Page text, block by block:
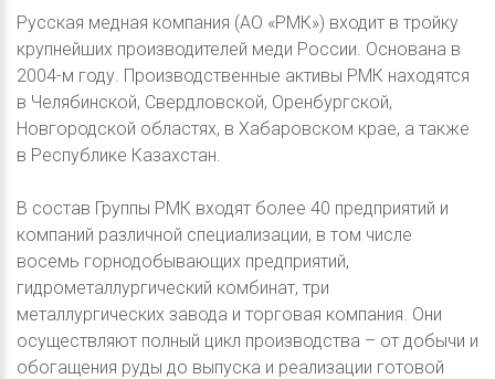
Русская медная компания (АО «РМК») входит в тройку
крупнейших производителей меди России. Основана в
2004-м году. Производственные активы РМК находятся
в Челябинской, Свердловской, Оренбургской,
Новгородской областях, в Хабаровском крае, а также
в Республике Казахстан.
В состав Группы РМК входят более 40 предприятий и
компаний различной специализации, в том числе
восемь горнодобывающих предприятий,
гидрометаллургический комбинат, три
металлургических завода и торговая компания. Они
осуществляют полный цикл производства – от добычи и
обогащения руды до выпуска и реализации готовой